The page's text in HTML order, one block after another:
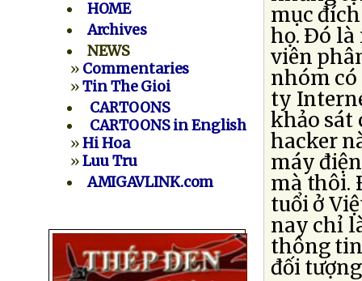
HOME
Archives
NEWS
» Commentaries
»Tin The Gioi
CARTOONS
CARTOONS in English
»Hi Hoa
»Luu Tru
AMIGAVLINK.com
mục
họ. Ðó là
viên
nhóm có
ty
khảo sát
hacker
máy
mà thôi.
tuổi ở
nay chỉ
thông
đối